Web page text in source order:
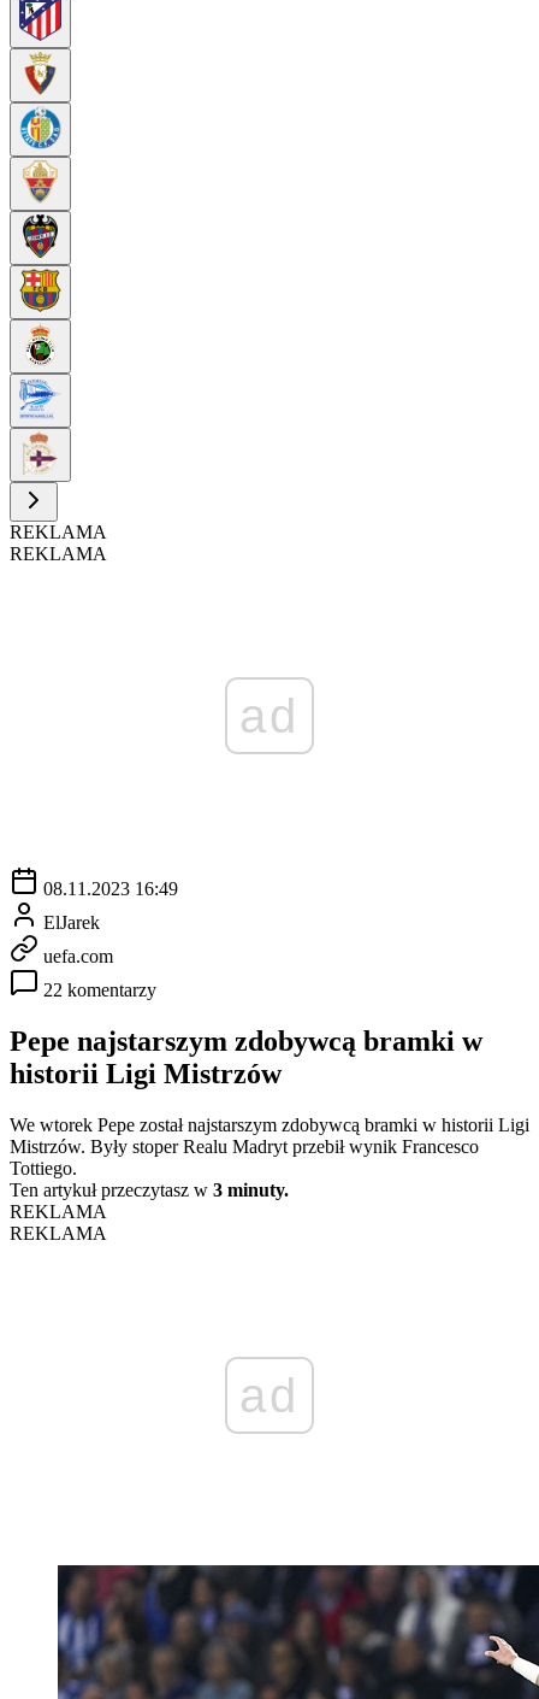
REKLAMA
REKLAMA
ad
08.11.2023 16:49
ElJarek
uefa.com
22 komentarzy
Pepe najstarszym zdobywcą bramki w
historii Ligi Mistrzów
We wtorek Pepe został najstarszym zdobywcą bramki w historii Ligi
Mistrzów. Były stoper Realu Madryt przebił wynik Francesco
Tottiego.
Ten artykuł przeczytasz w 3 minuty.
REKLAMA
REKLAMA
ad